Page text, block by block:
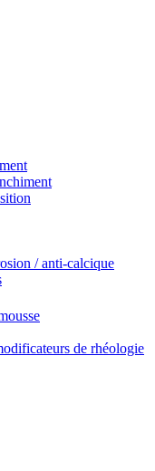
/ anti-calcique
de rhéologie